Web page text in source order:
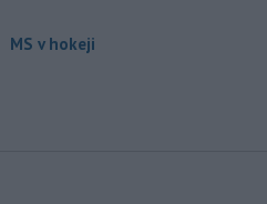
MS v hokeji